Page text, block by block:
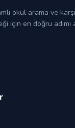
okul arama ve
için en doğru adımı